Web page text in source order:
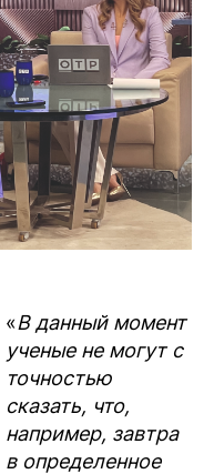
«В данный момент
ученые не могут с
точностью
сказать, что,
например, завтра
в определенное